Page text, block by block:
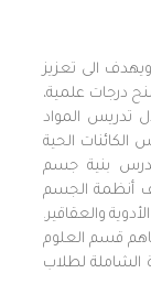
قسم العلوم الطبية الأساسية في عام 2013 ويهدف الى تعزيز
درجات علمية،
تدريس المواد
الكائنات الحية
يدرس بنية جسم
أنظمة الجسم
والعقاقير.
قسم العلوم
الشاملة لطلاب